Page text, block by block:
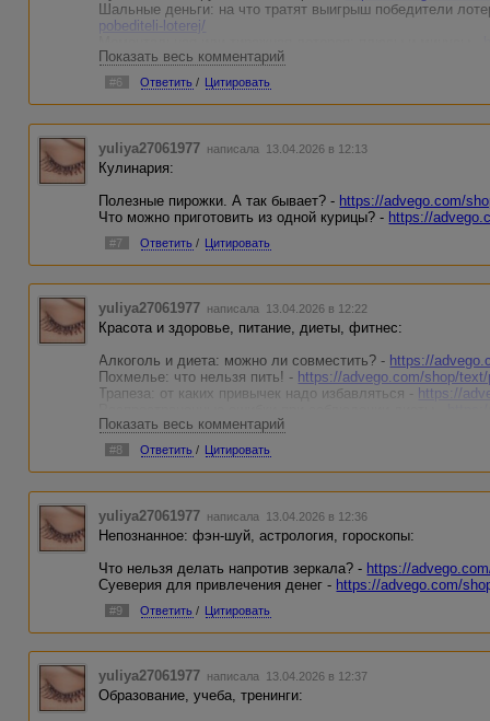
khozyainom/
Шальные деньги: на что тратят выигрыш победители
pobediteli-loterej/
plyusy-i-minusy/
Стоит ли нарушать правила казино ради заработка? -
zarabotka/
Есть ли секреты игровых автоматов? -https://
Личная жизнь дилера: как профессия накладывает
https://advego.com/shop/text/l...ladyvaet-otpechatok/
Любители лотерейных розыгрышей. Кто они? -
Показать весь комментарий
#6 Ответить / Цитировать
yuliya27061977 написала 13.04.2026 в 12:13
Кулинария:
Полезные пирожки. А так бывает? - https://advego.com/
Что можно приготовить из одной курицы? - https://
#7 Ответить / Цитировать
yuliya27061977 написала 13.04.2026 в 12:22
Красота и здоровье, питание, диеты, фитнес:
Алкоголь и диета: можно ли совместить? - https://
Похмелье: что нельзя пить! - https://advego.com/shop/
Трапеза: от каких привычек надо избавляться - https://
diety/
Что можно есть на ночь? -
Какую еду брать с собой в дорогу? -
Может ли вкусное быть полезным? -https://advego.com/
Как исключить сахар из рациона -https://advego.com/
Почему вес стоит на месте? -https://advego.com/shop/
Похудение для ленивых! -https://advego.com/shop/text/
Мотивация для похудения -https://advego.com/shop/text/
Полезный перекус в походе -https://advego.com/shop/
Как пить летом: чем опасен алкоголь в жару? -https://
Питание в летний зной: основные ошибки -
Показать весь комментарий
#8 Ответить / Цитировать
yuliya27061977 написала 13.04.2026 в 12:36
Непознанное: фэн-шуй, астрология, гороскопы:
Что нельзя делать напротив зеркала? - https://
Суеверия для привлечения денег - https://advego.com/
#9 Ответить / Цитировать
yuliya27061977 написала 13.04.2026 в 12:37
Образование, учеба, тренинги: